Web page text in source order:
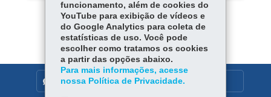
DENUNCIE CORRUPÇÃO
funcionamento, além de cookies do
YouTube para exibição de vídeos e
do Google Analytics para coleta de
estatísticas de uso. Você pode
escolher como tratamos os cookies
a partir das opções abaixo.
Para mais informações, acesse
nossa Política de Privacidade.